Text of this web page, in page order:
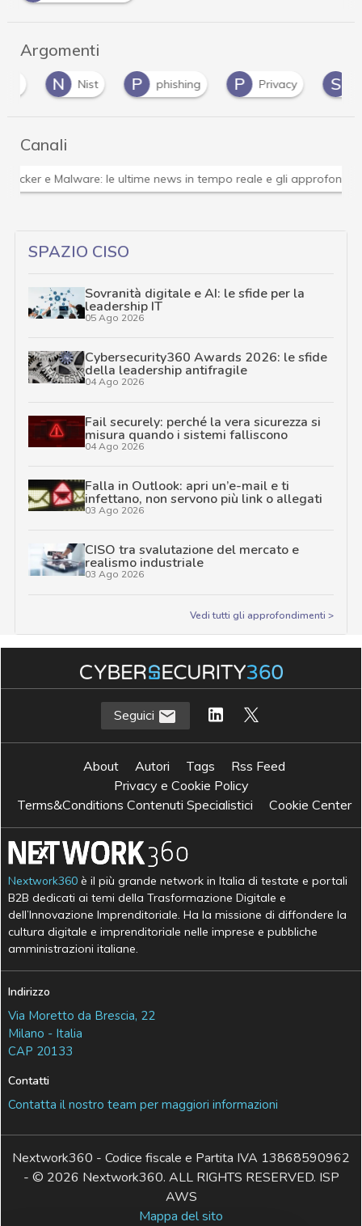
Argomenti
Nist phishing Privacy scam
Canali
Attacchi hacker e Malware: le ultime news in tempo
SPAZIO CISO
Sovranità digitale e AI: le sfide per la
leadership IT
05 Ago 2026
Cybersecurity360 Awards 2026: le sfide
della leadership antifragile
04 Ago 2026
Fail securely: perché la vera sicurezza si
misura quando i sistemi falliscono
04 Ago 2026
Falla in Outlook: apri un’e-mail e ti
infettano, non servono più link o allegati
03 Ago 2026
CISO tra svalutazione del mercato e
realismo industriale
03 Ago 2026
Vedi tutti gli approfondimenti >
Seguici
About Autori Tags
Rss Feed
Privacy e Cookie Policy
Terms&Conditions Contenuti Specialistici
Cookie Center
Nextwork360 è il più grande network in Italia di testate e portali
B2B dedicati ai temi della Trasformazione Digitale e
dell’Innovazione Imprenditoriale. Ha la missione di diffondere la
cultura digitale e imprenditoriale nelle imprese e pubbliche
amministrazioni italiane.
Indirizzo
Via Moretto da Brescia, 22
Milano - Italia
CAP 20133
Contatti
Contatta il nostro team per maggiori informazioni
Nextwork360 - Codice fiscale e Partita IVA 13868590962
- © 2026 Nextwork360. ALL RIGHTS RESERVED. ISP
AWS
Mappa del sito